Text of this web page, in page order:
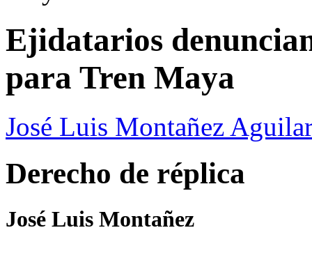
Ejidatarios
para Tren Maya
José Luis Montañez Aguilar
Derecho de réplica
José Luis Montañez